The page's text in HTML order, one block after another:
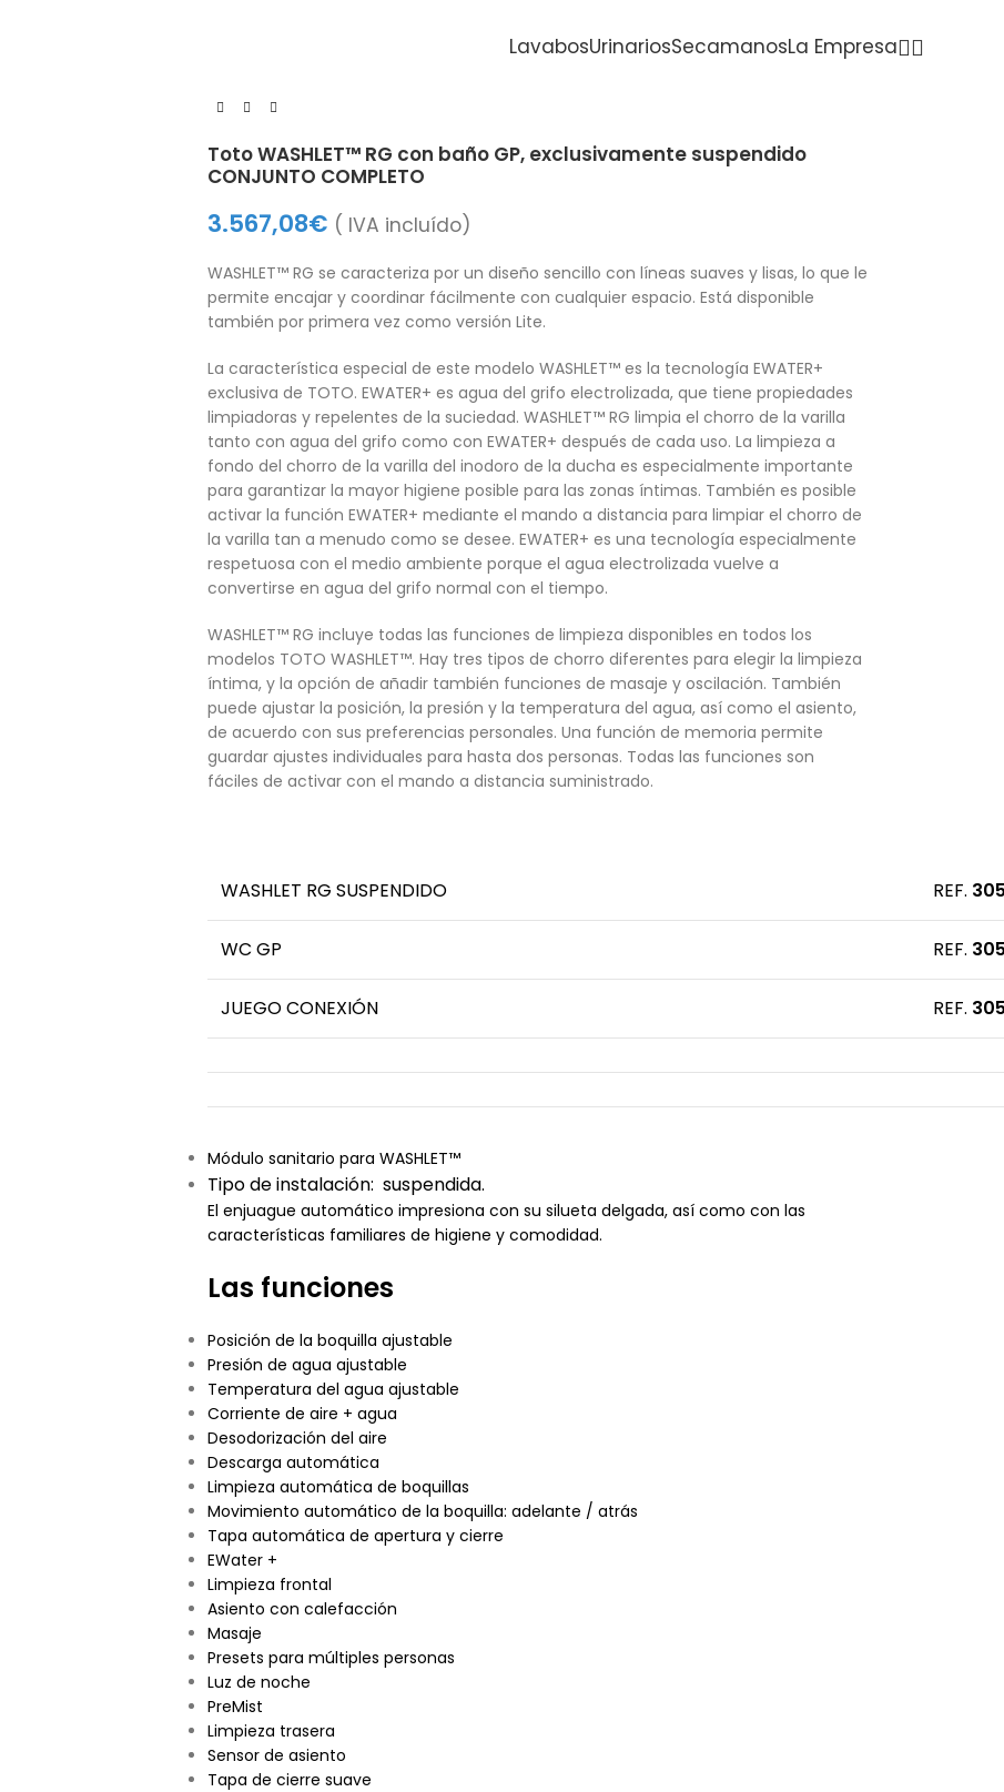
LavabosUrinariosSecamanosLa Empresa
Toto WASHLET™ RG con baño GP, exclusivamente suspendido
CONJUNTO COMPLETO
3.567,08€ ( IVA incluído)
WASHLET™ RG se caracteriza por un diseño sencillo con líneas suaves y lisas, lo que le
permite encajar y coordinar fácilmente con cualquier espacio. Está disponible
también por primera vez como versión Lite.
La característica especial de este modelo WASHLET™ es la tecnología EWATER+
exclusiva de TOTO. EWATER+ es agua del grifo electrolizada, que tiene propiedades
limpiadoras y repelentes de la suciedad. WASHLET™ RG limpia el chorro de la varilla
tanto con agua del grifo como con EWATER+ después de cada uso. La limpieza a
fondo del chorro de la varilla del inodoro de la ducha es especialmente importante
para garantizar la mayor higiene posible para las zonas íntimas. También es posible
activar la función EWATER+ mediante el mando a distancia para limpiar el chorro de
la varilla tan a menudo como se desee. EWATER+ es una tecnología especialmente
respetuosa con el medio ambiente porque el agua electrolizada vuelve a
convertirse en agua del grifo normal con el tiempo.
WASHLET™ RG incluye todas las funciones de limpieza disponibles en todos los
modelos TOTO WASHLET™. Hay tres tipos de chorro diferentes para elegir la limpieza
íntima, y la opción de añadir también funciones de masaje y oscilación. También
puede ajustar la posición, la presión y la temperatura del agua, así como el asiento,
de acuerdo con sus preferencias personales. Una función de memoria permite
guardar ajustes individuales para hasta dos personas. Todas las funciones son
fáciles de activar con el mando a distancia suministrado.
WASHLET RG SUSPENDIDO REF.
WC GP REF.
JUEGO CONEXIÓN REF.
Módulo sanitario para WASHLET™
Tipo de instalación: suspendida.
El enjuague automático impresiona con su silueta delgada, así como con las
características familiares de higiene y comodidad.
Las funciones
Posición de la boquilla ajustable
Presión de agua ajustable
Temperatura del agua ajustable
Corriente de aire + agua
Desodorización del aire
Descarga automática
Limpieza automática de boquillas
Movimiento automático de la boquilla: adelante / atrás
Tapa automática de apertura y cierre
EWater +
Limpieza frontal
Asiento con calefacción
Masaje
Presets para múltiples personas
Luz de noche
PreMist
Limpieza trasera
Sensor de asiento
Tapa de cierre suave